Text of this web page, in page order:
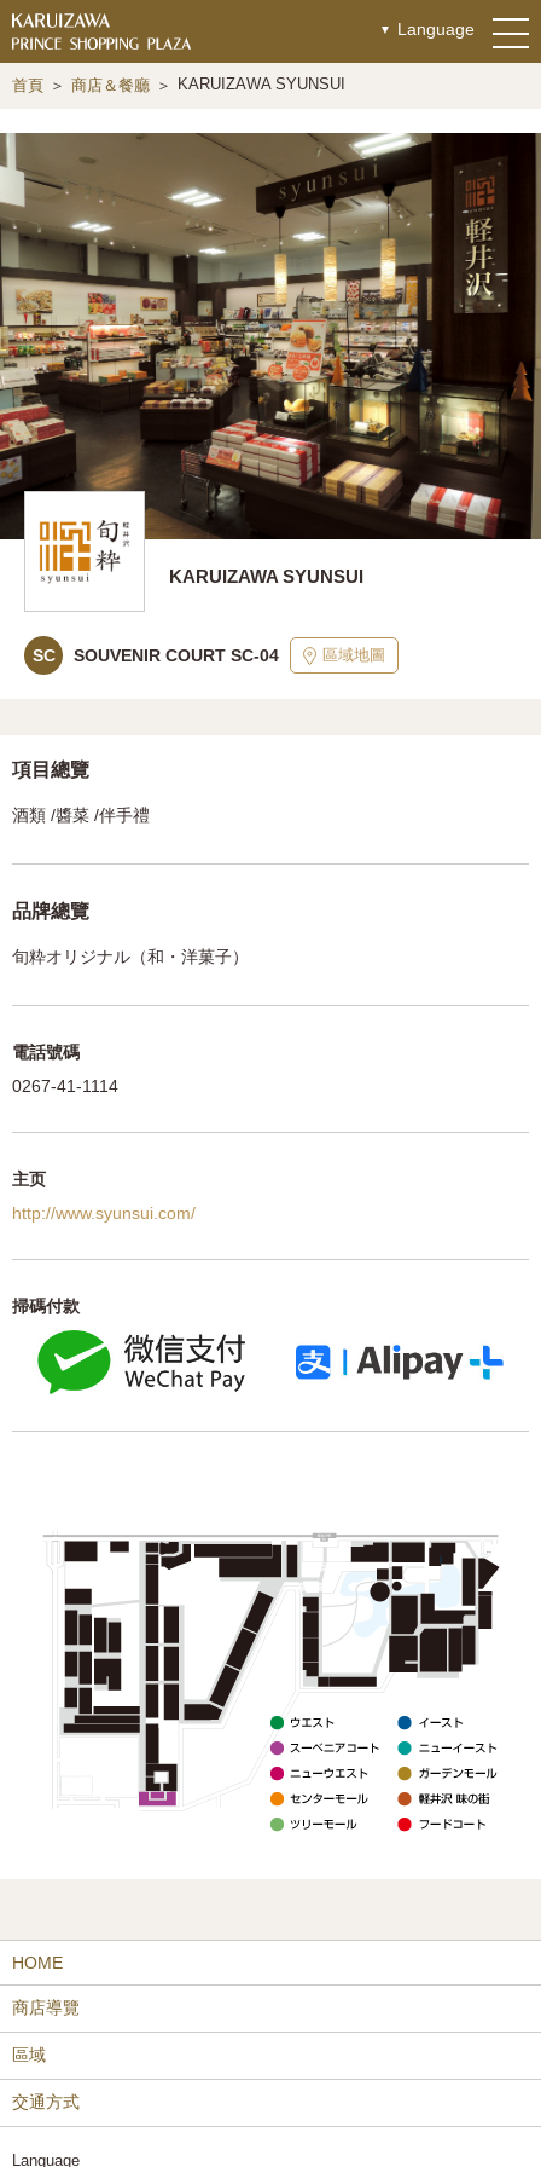
Language
首頁 商店＆餐廳 KARUIZAWA SYUNSUI
KARUIZAWA SYUNSUI
SC SOUVENIR COURT SC-04 區域地圖
項目總覽
酒類 /醬菜 /伴手禮
品牌總覽
旬粋オリジナル（和・洋菓子）
電話號碼
0267-41-1114
主页
http://www.syunsui.com/
掃碼付款
HOME
商店導覽
區域
交通方式
Language